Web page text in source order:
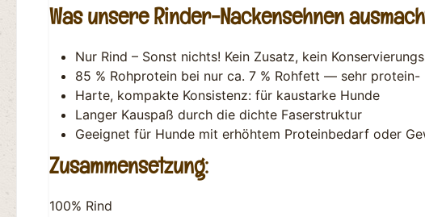
Was unsere Rinder-Nackensehnen
Nur Rind – Sonst nichts! Kein Zusatz, kein
85 % Rohprotein bei nur ca. 7 % Rohfett — sehr protein-
Harte, kompakte Konsistenz: für kaustarke Hunde
Langer Kauspaß durch die dichte Faserstruktur
Geeignet für Hunde mit erhöhtem Proteinbedarf oder
Zusammensetzung:
100% Rind